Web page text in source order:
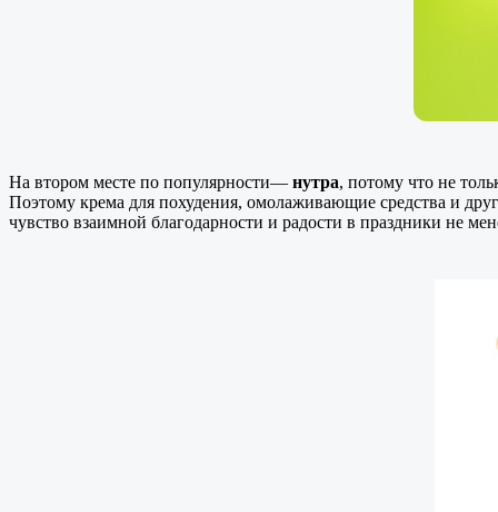
На втором меcте по популярности— нутра, потому что не
Поэтому крема для похудения, омолаживающие средства и
чувство взаимной благодарности и радости в праздники не